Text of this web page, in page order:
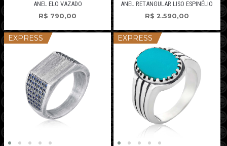
ANEL ELO VAZADO
R$ 790,00
ANEL RETANGULAR LISO ESPINÉLIO
R$ 2.590,00
EXPRESS EXPRESS